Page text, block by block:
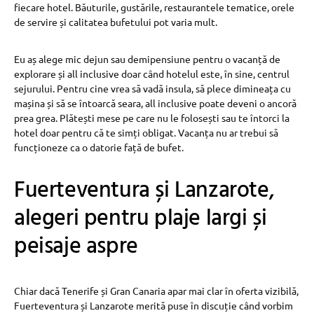
fiecare hotel. Băuturile, gustările, restaurantele tematice, orele
de servire și calitatea bufetului pot varia mult.
Eu aș alege mic dejun sau demipensiune pentru o vacanță de
explorare și all inclusive doar când hotelul este, în sine, centrul
sejurului. Pentru cine vrea să vadă insula, să plece dimineața cu
mașina și să se întoarcă seara, all inclusive poate deveni o ancoră
prea grea. Plătești mese pe care nu le folosești sau te întorci la
hotel doar pentru că te simți obligat. Vacanța nu ar trebui să
funcționeze ca o datorie față de bufet.
Fuerteventura și Lanzarote,
alegeri pentru plaje largi și
peisaje aspre
Chiar dacă Tenerife și Gran Canaria apar mai clar în oferta vizibilă,
Fuerteventura și Lanzarote merită puse în discuție când vorbim